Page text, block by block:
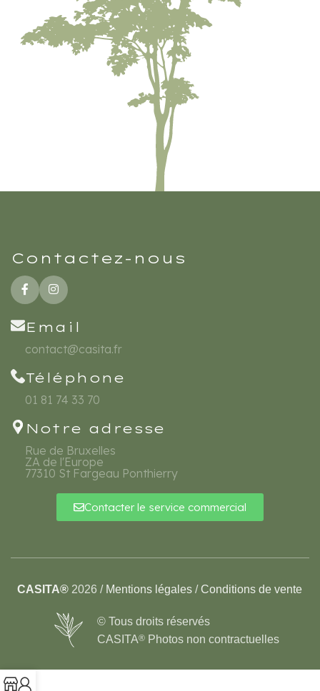
Contactez-nous
Email
contact@casita.fr
Téléphone
01 81 74 33 70
Notre adresse
Rue de Bruxelles
ZA de l'Europe
77310 St Fargeau Ponthierry
Contacter le service commercial
CASITA® 2026 / Mentions légales /Conditions de vente
© Tous droits réservés
CASITA® Photos non contractuelles